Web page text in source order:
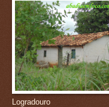
Logradouro